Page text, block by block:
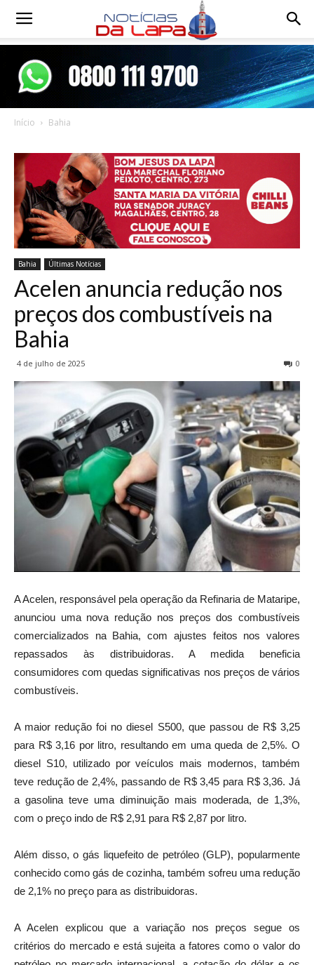
Notícias
Início Bahia
Bahia Últimas Notícias
Acelen anuncia redução nos
preços dos combustíveis na
Bahia
4 de julho de 2025 0
A Acelen, responsável pela operação da Refinaria de Mataripe,
anunciou uma nova redução nos preços dos combustíveis
comercializados na Bahia, com ajustes feitos nos valores
repassados às distribuidoras. A medida beneficia
consumidores com quedas significativas nos preços de vários
combustíveis.
A maior redução foi no diesel S500, que passou de R$ 3,25
para R$ 3,16 por litro, resultando em uma queda de 2,5%. O
diesel S10, utilizado por veículos mais modernos, também
teve redução de 2,4%, passando de R$ 3,45 para R$ 3,36. Já
a gasolina teve uma diminuição mais moderada, de 1,3%,
com o preço indo de R$ 2,91 para R$ 2,87 por litro.
Além disso, o gás liquefeito de petróleo (GLP), popularmente
conhecido como gás de cozinha, também sofreu uma redução
de 2,1% no preço para as distribuidoras.
A Acelen explicou que a variação nos preços segue os
critérios do mercado e está sujeita a fatores como o valor do